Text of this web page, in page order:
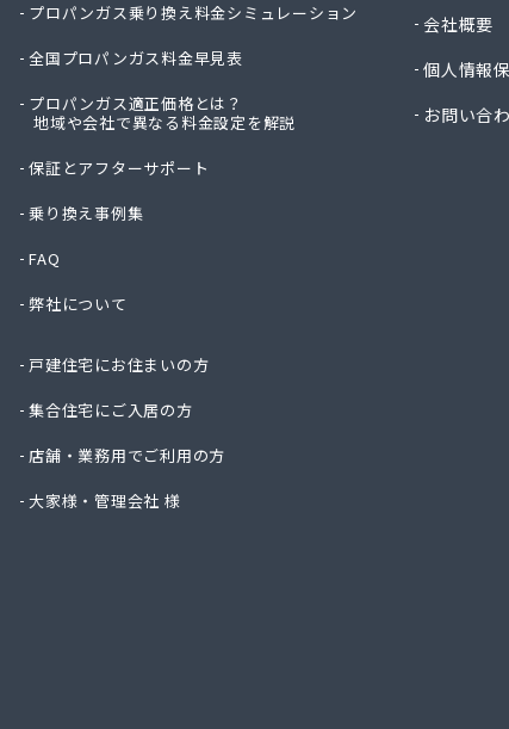
チリ
ツバ
ニ
ヤ
プロパンガス乗り換え料金シミュレーション
全国プロパンガス料金早見表
プロパンガス適正価格とは？
地域や会社で異なる料金設定を解説
保証とアフターサポート
乗り換え事例集
FAQ
弊社について
戸建住宅にお住まいの方
集合住宅にご入居の方
店舗・業務用でご利用の方
大家様・管理会社 様
会社概要
個人情報
お問い合